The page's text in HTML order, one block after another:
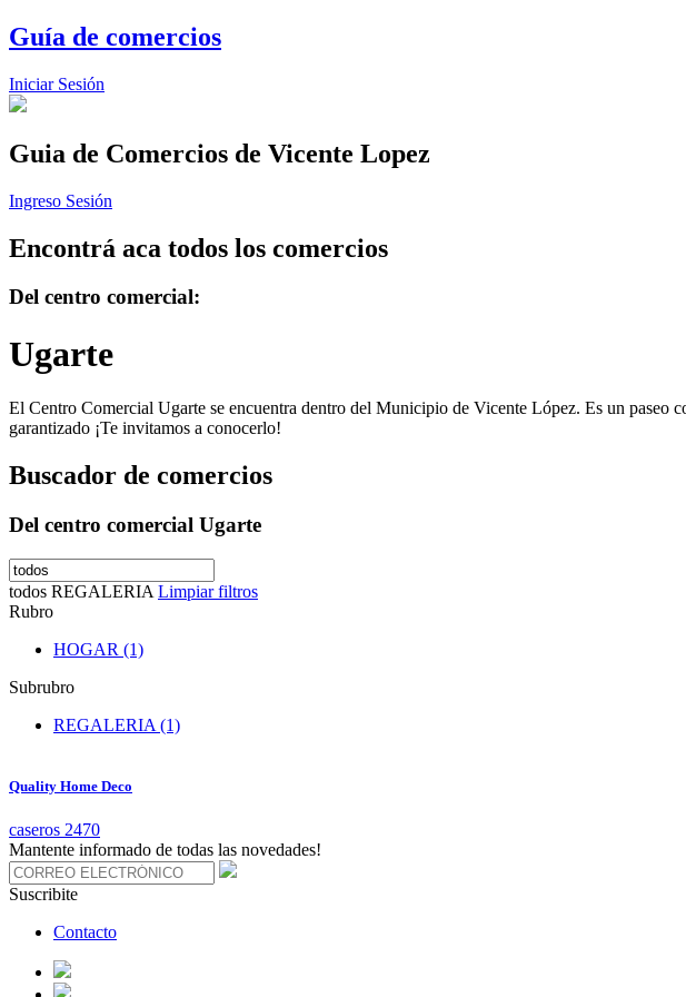
Guía de comercios
Iniciar Sesión
Guia de Comercios de Vicente Lopez
Ingreso Sesión
Encontrá aca todos los comercios
Del centro comercial:
Ugarte
El Centro Comercial Ugarte se encuentra dentro del Municipio de Vicente López. Es un paseo
garantizado ¡Te invitamos a conocerlo!
Buscador de comercios
Del centro comercial Ugarte
todos REGALERIA Limpiar filtros
Rubro
HOGAR (1)
Subrubro
REGALERIA (1)
Quality Home Deco
caseros 2470
Mantente informado de todas las novedades!
Suscribite
Contacto